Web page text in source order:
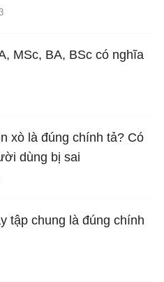
MSc, BA, BSc có nghĩa
xò là đúng chính tả? Có
dùng bị sai
tập chung là đúng chính